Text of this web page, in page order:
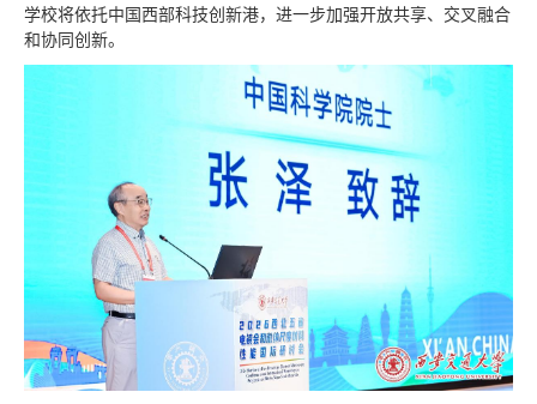
学校将依托中国西部科技创新港，进一步加强开放共享、交叉融合
和协同创新。